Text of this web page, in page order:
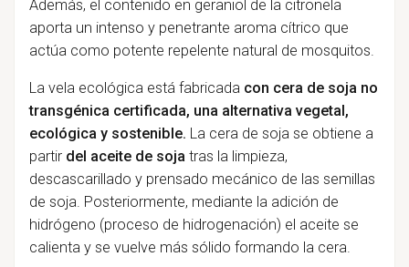
Además, el contenido en geraniol de la citronela
aporta un intenso y penetrante aroma cítrico que
actúa como potente repelente natural de mosquitos.
La vela ecológica está fabricadacon cera de soja no
transgénica certificada, una alternativa vegetal,
ecológica y sostenible. La cera de soja se obtiene a
partir del aceite de soja tras la limpieza,
descascarillado y prensado mecánico de las semillas
de soja. Posteriormente, mediante la adición de
hidrógeno (proceso de hidrogenación) el aceite se
calienta y se vuelve más sólido formando la cera.